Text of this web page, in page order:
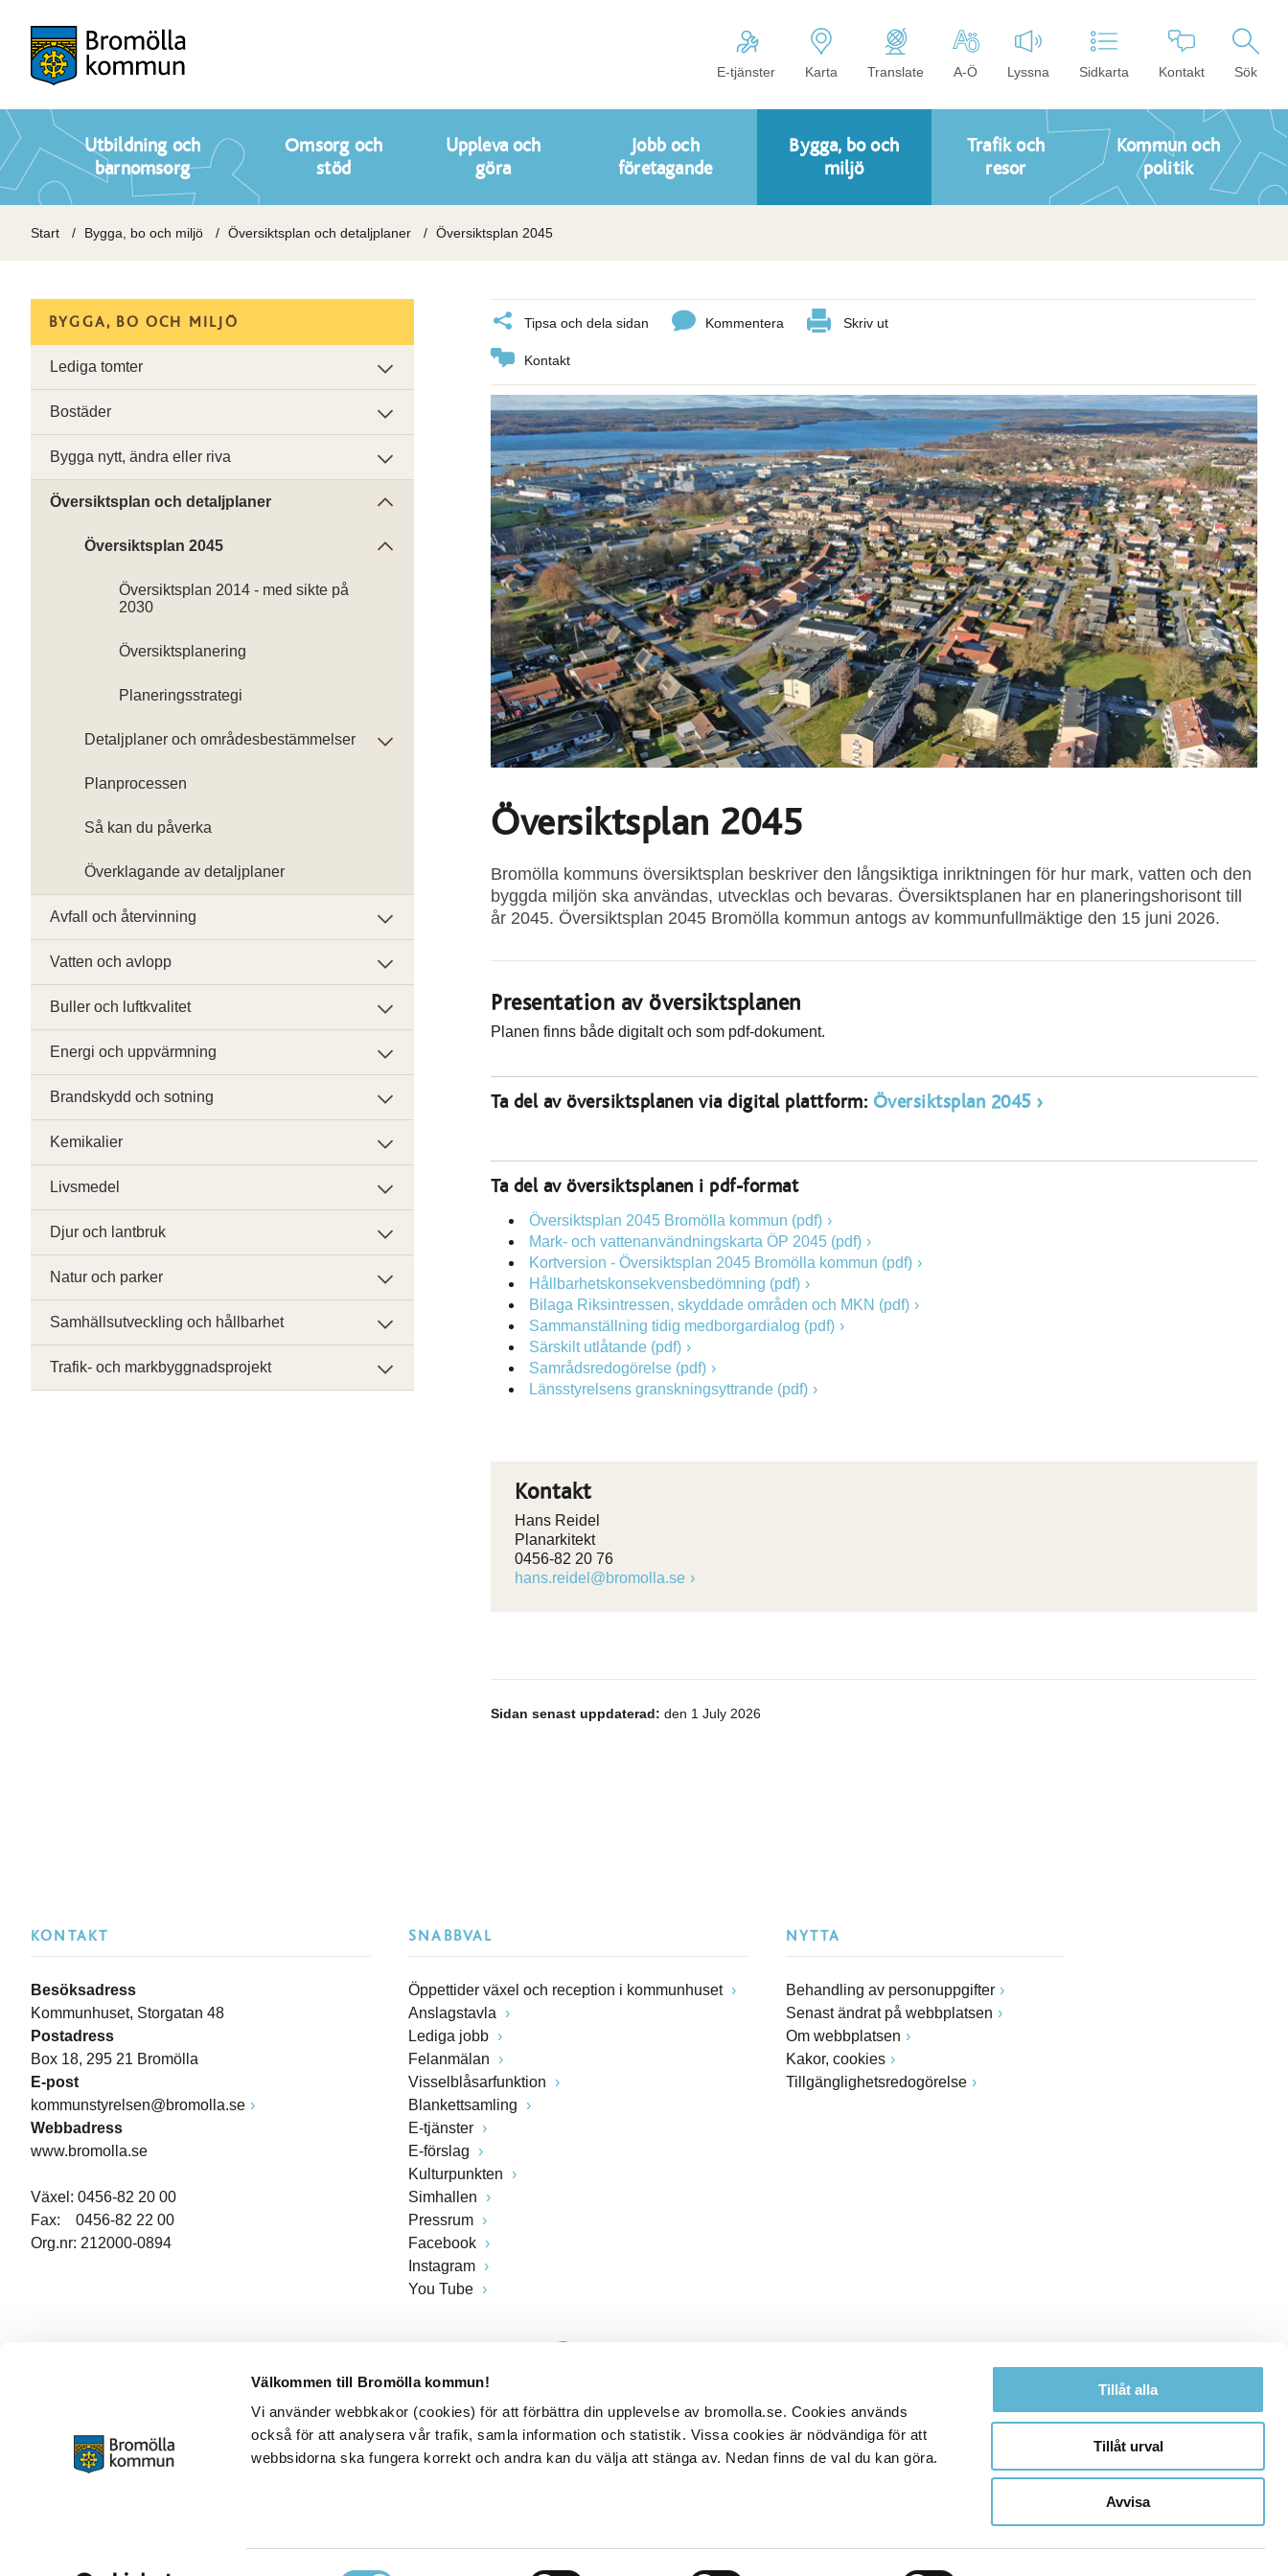
Välkommen till Bromölla kommun!
Vi använder webbkakor (cookies) för att förbättra din upplevelse av bromolla.se. Cookies används
också för att analysera vår trafik, samla information och statistik. Vissa cookies är nödvändiga för att
webbsidorna ska fungera korrekt och andra kan du välja att stänga av. Nedan finns de val du kan göra.
Tillåt alla
Tillåt urval
Avvisa
E-tjänster Karta Translate A-Ö Lyssna Sidkarta Kontakt Sök
Utbildning och
barnomsorg
Omsorg och
stöd
Uppleva och
göra
Jobb och
företagande
Bygga, bo och
miljö
Trafik och
resor
Kommun och
politik
Start Bygga, bo och miljö Översiktsplan och detaljplaner Översiktsplan 2045
Tipsa och dela sidan Kommentera Skriv ut
Kontakt
Översiktsplan 2045
Bromölla kommuns översiktsplan beskriver den långsiktiga inriktningen för hur mark, vatten och den
byggda miljön ska användas, utvecklas och bevaras. Översiktsplanen har en planeringshorisont till
år 2045. Översiktsplan 2045 Bromölla kommun antogs av kommunfullmäktige den 15 juni 2026.
Presentation av översiktsplanen
Planen finns både digitalt och som pdf-dokument.
Ta del av översiktsplanen via digital plattform: Översiktsplan 2045
Ta del av översiktsplanen i pdf-format
Översiktsplan 2045 Bromölla kommun (pdf)
Mark- och vattenanvändningskarta ÖP 2045 (pdf)
Kortversion - Översiktsplan 2045 Bromölla kommun (pdf)
Hållbarhetskonsekvensbedömning (pdf)
Bilaga Riksintressen, skyddade områden och MKN (pdf)
Sammanställning tidig medborgardialog (pdf)
Särskilt utlåtande (pdf)
Samrådsredogörelse (pdf)
Länsstyrelsens granskningsyttrande (pdf)
Kontakt
Hans Reidel
Planarkitekt
0456-82 20 76
hans.reidel@bromolla.se
Sidan senast uppdaterad: den 1 July 2026
BYGGA, BO OCH MILJÖ
Lediga tomter
Bostäder
Bygga nytt, ändra eller riva
Översiktsplan och detaljplaner
Översiktsplan 2045
Översiktsplan 2014 - med sikte på
2030
Översiktsplanering
Planeringsstrategi
Detaljplaner och områdesbestämmelser
Planprocessen
Så kan du påverka
Överklagande av detaljplaner
Avfall och återvinning
Vatten och avlopp
Buller och luftkvalitet
Energi och uppvärmning
Brandskydd och sotning
Kemikalier
Livsmedel
Djur och lantbruk
Natur och parker
Samhällsutveckling och hållbarhet
Trafik- och markbyggnadsprojekt
KONTAKT
Besöksadress
Kommunhuset, Storgatan 48
Postadress
Box 18, 295 21 Bromölla
E-post
kommunstyrelsen@bromolla.se
Webbadress
www.bromolla.se
Växel: 0456-82 20 00
Fax: 0456-82 22 00
Org.nr: 212000-0894
SNABBVAL
Öppettider växel och reception i kommunhuset
Anslagstavla
Lediga jobb
Felanmälan
Visselblåsarfunktion
Blankettsamling
E-tjänster
E-förslag
Kulturpunkten
Simhallen
Pressrum
Facebook
Instagram
You Tube
NYTTA
Behandling av personuppgifter
Senast ändrat på webbplatsen
Om webbplatsen
Kakor, cookies
Tillgänglighetsredogörelse